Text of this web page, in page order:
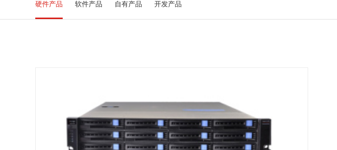
硬件产品 软件产品 自有产品 开发产品